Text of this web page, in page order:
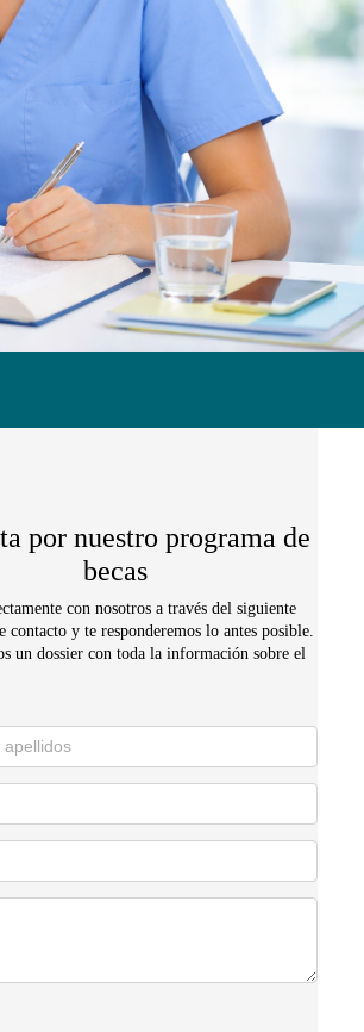
por nuestro programa de
becas
con nosotros a través del siguiente
y te responderemos lo antes posible.
un dossier con toda la información sobre el